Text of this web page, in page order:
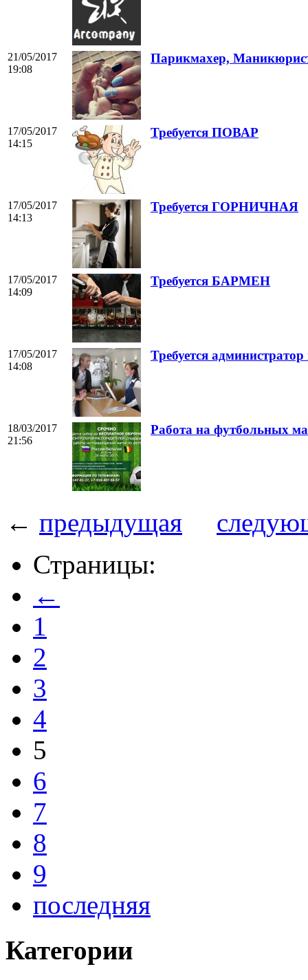
21/05/2017
19:08
Парикмахер,
17/05/2017
14:15
Требуется ПОВАР
17/05/2017
14:13
Требуется ГОРНИЧНАЯ
17/05/2017
14:09
Требуется БАРМЕН
17/05/2017
14:08
Требуется
18/03/2017
21:56
Работа на футбольных
← предыдущая
Страницы:
←
1
2
3
4
5
6
7
8
9
последняя
Категории